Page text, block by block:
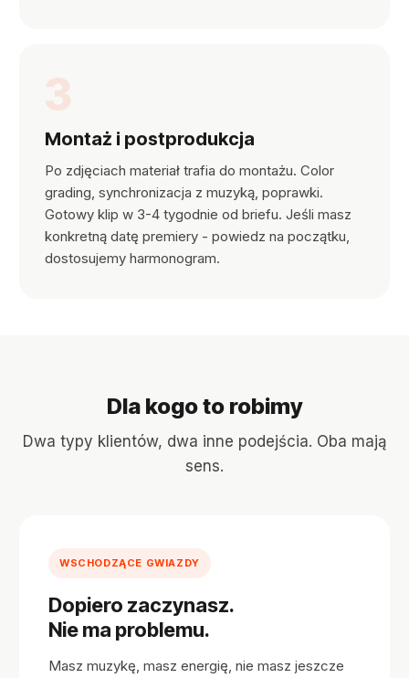
3
Montaż i postprodukcja
Po zdjęciach materiał trafia do montażu. Color
grading, synchronizacja z muzyką, poprawki.
Gotowy klip w 3-4 tygodnie od briefu. Jeśli masz
konkretną datę premiery - powiedz na początku,
dostosujemy harmonogram.
Dla kogo to robimy
Dwa typy klientów, dwa inne podejścia. Oba mają
sens.
WSCHODZĄCE GWIAZDY
Dopiero zaczynasz.
Nie ma problemu.
Masz muzykę, masz energię, nie masz jeszcze